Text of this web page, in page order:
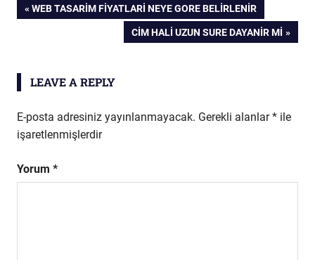
Yazı
PREVIOUS
WEB TASARIM FIYATLARI NEYE GORE BELIRLENIR
NEXT
POST:
CIM HALI UZUN SURE DAYANIR MI
LEAVE A REPLY
E-posta adresiniz yayınlanmayacak. Gerekli alanlar* ile
işaretlenmişlerdir
Yorum *